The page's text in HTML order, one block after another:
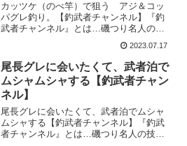
カッツケ（のべ竿）で狙う アジ＆コッ
パグレ釣り。【釣武者チャンネル】『釣
武者チャンネル』とは…磯つり名人の技
を形にしたプロ指向の磯釣りブランド
『釣武者』が展開する公式Youtubeチャン
ネルです。今回の釣り動画は『カッツケ
（のべ竿）で狙う ...
2023.07.17
尾長グレに会いたくて、武者泊で
ムシャムシャする【釣武者チャン
ネル】
尾長グレに会いたくて、武者泊でムシャ
ムシャする【釣武者チャンネル】『釣武
者チャンネル』とは…磯つり名人の技を